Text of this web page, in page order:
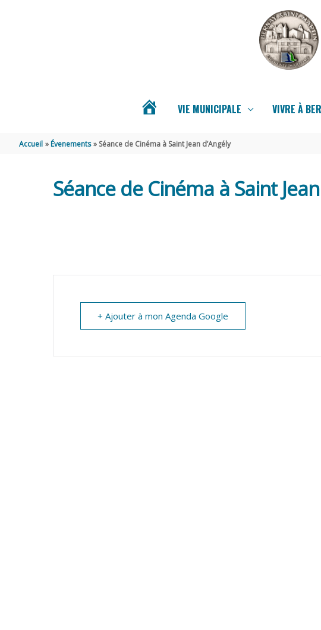
MARTIN
VIE MUNICIPALE VIVRE À
Accueil Évenements Séance de Cinéma à Saint Jean d’Angély
Séance de Cinéma à Saint
+ Ajouter à mon Agenda Google